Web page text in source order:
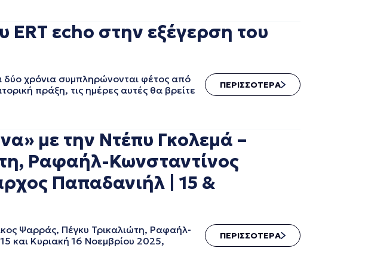
ERT εcho στην εξέγερση του
δύο χρόνια συμπληρώνονται φέτος από
πράξη, τις ημέρες αυτές θα βρείτε
ΠΕΡΙΣΣΟΤΕΡΑ
με την Ντέπυ Γκολεμά –
Ραφαήλ-Κωνσταντίνος
Παπαδανιήλ | 15 &
Ψαρράς, Πέγκυ Τρικαλιώτη, Ραφαήλ-
και Κυριακή 16 Νοεμβρίου 2025,
ΠΕΡΙΣΣΟΤΕΡΑ